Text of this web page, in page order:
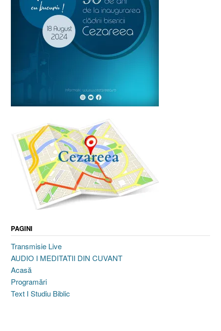
PAGINI
Transmisie Live
AUDIO I MEDITATII DIN CUVANT
Acasă
Programări
Text I Studiu Biblic